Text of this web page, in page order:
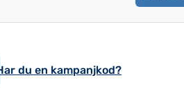
du en kampanjkod?